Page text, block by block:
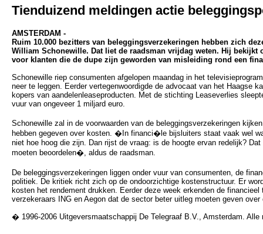
Tienduizend meldingen actie
AMSTERDAM -
Ruim 10.000 bezitters van beleggingsverzekeringen hebben zich
William Schonewille. Dat liet de raadsman vrijdag weten. Hij bekijkt
voor klanten die de dupe zijn geworden van misleiding rond een
Schonewille riep consumenten afgelopen maandag in het
neer te leggen. Eerder vertegenwoordigde de advocaat van het Haagse
kopers van aandelenleaseproducten. Met de stichting Leaseverlies
vuur van ongeveer 1 miljard euro.
Schonewille zal in de voorwaarden van de beleggingsverzekeringen
hebben gegeven over kosten. �In financi�le bijsluiters staat vaak wel
niet hoe hoog die zijn. Dan rijst de vraag: is de hoogte ervan redelijk?
moeten beoordelen�, aldus de raadsman.
De beleggingsverzekeringen liggen onder vuur van consumenten, de
politiek. De kritiek richt zich op de ondoorzichtige kostenstructuur. Er
kosten het rendement drukken. Eerder deze week erkenden de financieel
verzekeraars ING en Aegon dat de sector beter uitleg moeten geven over
� 1996-2006 Uitgeversmaatschappij De Telegraaf B.V., Amsterdam. Alle